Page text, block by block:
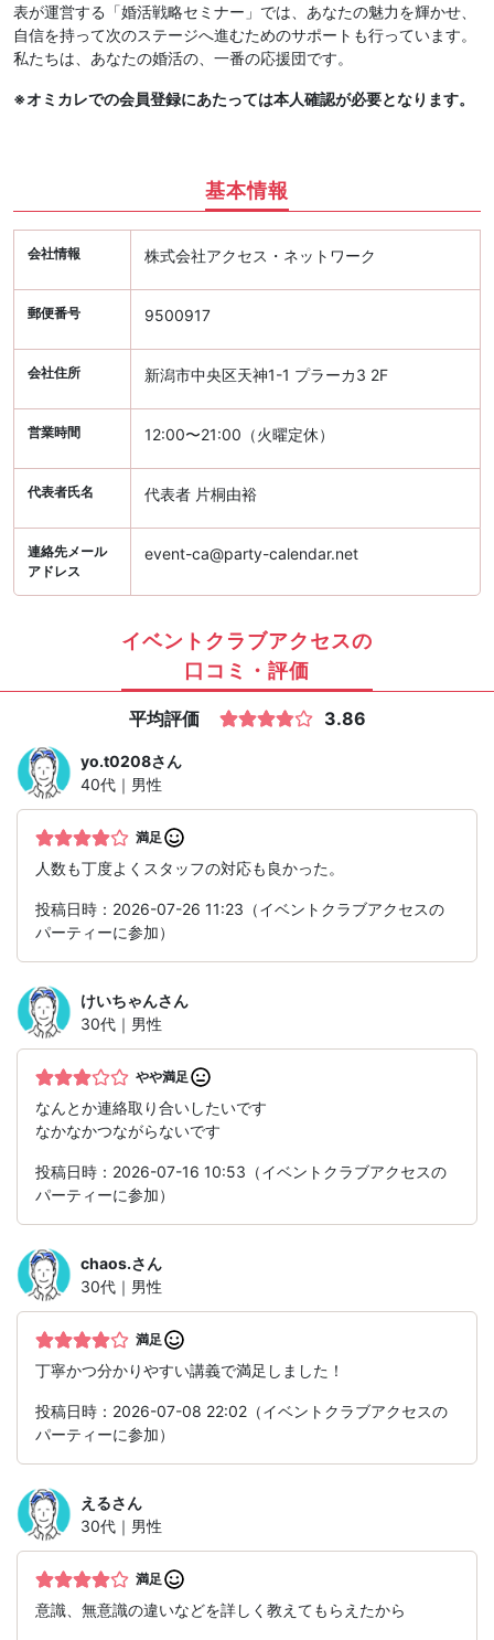
表が運営する「婚活戦略セミナー」では、あなたの魅力を輝かせ、
自信を持って次のステージへ進むためのサポートも行っています。
私たちは、あなたの婚活の、一番の応援団です。
※オミカレでの会員登録にあたっては本人確認が必要となります。
基本情報
会社情報 株式会社アクセス・ネットワーク
郵便番号 9500917
会社住所 新潟市中央区天神1-1 プラーカ3 2F
営業時間 12:00〜21:00（火曜定休）
代表者氏名 代表者 片桐由裕
連絡先メール
アドレス
event-ca@party-calendar.net
イベントクラブアクセスの
口コミ・評価
平均評価 3.86
yo.t0208さん
40代｜男性
満足
人数も丁度よくスタッフの対応も良かった。
投稿日時：2026-07-26 11:23（イベントクラブアクセスの
パーティーに参加）
けいちゃんさん
30代｜男性
やや満足
なんとか連絡取り合いしたいです
なかなかつながらないです
投稿日時：2026-07-16 10:53（イベントクラブアクセスの
パーティーに参加）
chaos.さん
30代｜男性
満足
丁寧かつ分かりやすい講義で満足しました！
投稿日時：2026-07-08 22:02（イベントクラブアクセスの
パーティーに参加）
えるさん
30代｜男性
満足
意識、無意識の違いなどを詳しく教えてもらえたから